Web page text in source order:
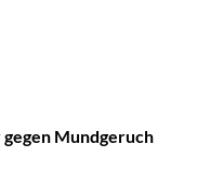
Mundgeruch